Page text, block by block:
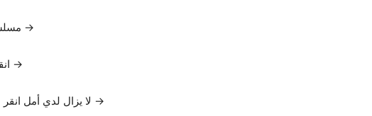
مسلسلات تركية : انقرللاشتراك →
انقر لمشاهدة جميع الحلقات →
لا يزال لدي أمل انقر لمشاهدة المشاهد الخاصة →